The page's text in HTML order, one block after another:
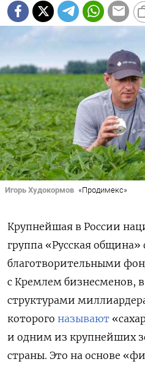
Игорь Худокормов «Продимекс»
Крупнейшая в России
группа «Русская
благотворительными
с Кремлем бизнесменов,
структурами
которого называют
и одним из крупнейших
страны. Это на основе